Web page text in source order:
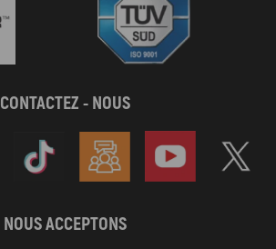
CONTACTEZ - NOUS
NOUS ACCEPTONS